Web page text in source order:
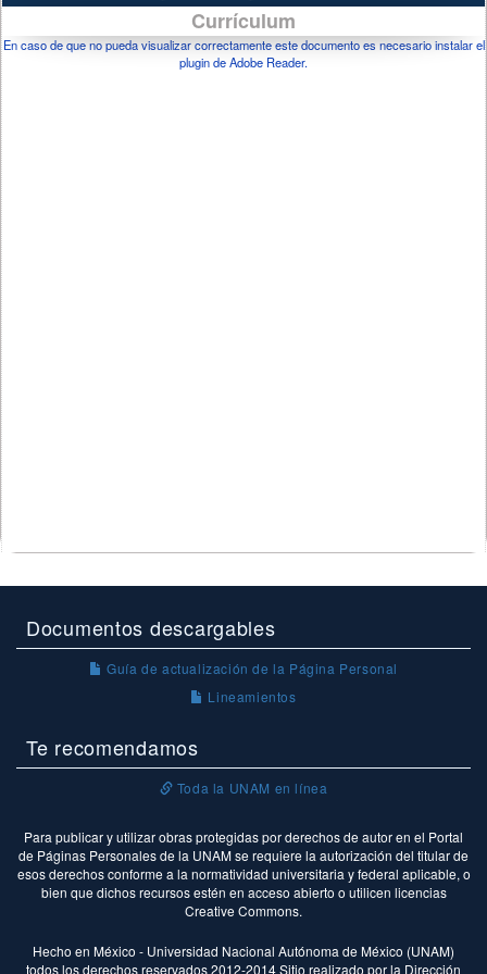
Currículum
En caso de que no pueda visualizar correctamente este documento es necesario instalar el
plugin de Adobe Reader.
Documentos descargables
Guía de actualización de la Página Personal
Lineamientos
Te recomendamos
Toda la UNAM en línea
Para publicar y utilizar obras protegidas por derechos de autor en el Portal
de Páginas Personales de la UNAM se requiere la autorización del titular de
esos derechos conforme a la normatividad universitaria y federal aplicable, o
bien que dichos recursos estén en acceso abierto o utilicen licencias
Creative Commons.
Hecho en México - Universidad Nacional Autónoma de México (UNAM)
todos los derechos reservados 2012-2014 Sitio realizado por la Dirección